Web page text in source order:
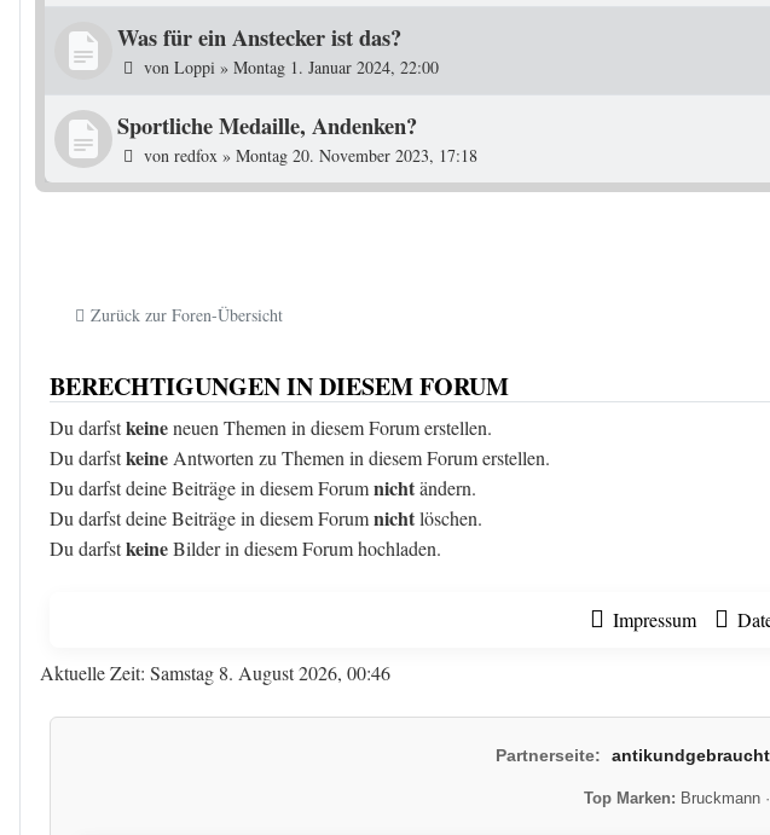
Was für ein Anstecker ist das?
von Loppi » Montag 1. Januar 2024, 22:00
Sportliche Medaille, Andenken?
von redfox » Montag 20. November 2023, 17:18
Zurück zur Foren-Übersicht
BERECHTIGUNGEN IN DIESEM FORUM
Du darfstkeineneuen Themen in diesem Forum erstellen.
Du darfstkeine Antworten zu Themen in diesem Forum erstellen.
Du darfst deine Beiträge in diesem Forumnichtändern.
Du darfst deine Beiträge in diesem Forumnichtlöschen.
Du darfstkeineBilder in diesem Forum hochladen.
Impressum
Aktuelle Zeit: Samstag 8. August 2026, 00:46
Partnerseite:
Top Marken: Bruckmann·